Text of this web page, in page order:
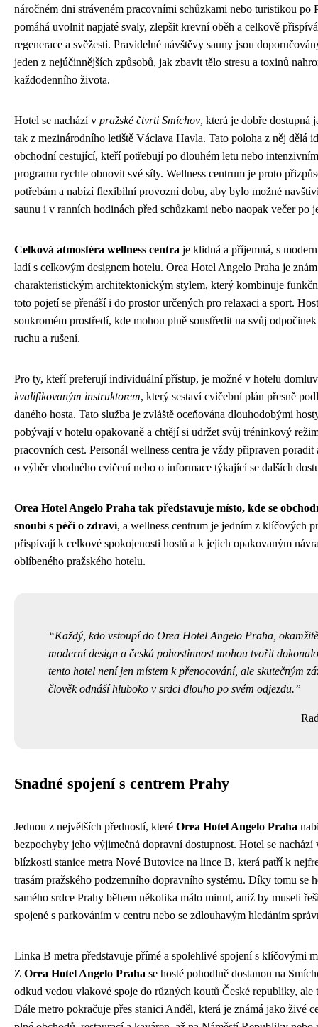
náročném dni stráveném pracovními schůzkami nebo turistikou po
pomáhá uvolnit napjaté svaly, zlepšit krevní oběh a celkově
regenerace a svěžesti. Pravidelné návštěvy sauny jsou
jeden z nejúčinnějších způsobů, jak zbavit tělo stresu a toxinů
každodenního života.
Hotel se nachází v pražské čtvrti Smíchov, která je dobře dostupná
tak z mezinárodního letiště Václava Havla. Tato poloha z něj dělá
obchodní cestující, kteří potřebují po dlouhém letu nebo
programu rychle obnovit své síly. Wellness centrum je proto
potřebám a nabízí flexibilní provozní dobu, aby bylo možné
saunu i v ranních hodinách před schůzkami nebo naopak večer po
Celková atmosféra wellness centra je klidná a příjemná, s
ladí s celkovým designem hotelu. Orea Hotel Angelo Praha je
charakteristickým architektonickým stylem, který kombinuje
toto pojetí se přenáší i do prostor určených pro relaxaci a sport.
soukromém prostředí, kde mohou plně soustředit na svůj
ruchu a rušení.
Pro ty, kteří preferují individuální přístup, je možné v hotelu
kvalifikovaným instruktorem, který sestaví cvičební plán přesně
daného hosta. Tato služba je zvláště oceňována dlouhodobými
pobývají v hotelu opakovaně a chtějí si udržet svůj tréninkový
pracovních cest. Personál wellness centra je vždy připraven
o výběr vhodného cvičení nebo o informace týkající se dalších
Orea Hotel Angelo Praha tak představuje místo, kde se
snoubí s péčí o zdraví, a wellness centrum je jedním z klíčových
přispívají k celkové spokojenosti hostů a k jejich opakovaným
oblíbeného pražského hotelu.
Každý, kdo vstoupí do Orea Hotel Angelo Praha,
moderní design a česká pohostinnost mohou tvořit
tento hotel není jen místem k přenocování, ale skutečným
člověk odnáší hluboko v srdci dlouho po svém odjezdu.
Snadné spojení s centrem Prahy
Jednou z největších předností, které Orea Hotel Angelo Praha
bezpochyby jeho výjimečná dopravní dostupnost. Hotel se nachází
blízkosti stanice metra Nové Butovice na lince B, která patří k
trasám pražského podzemního dopravního systému. Díky tomu se
samého srdce Prahy během několika málo minut, aniž by museli
spojené s parkováním v centru nebo se zdlouhavým hledáním
Linka B metra představuje přímé a spolehlivé spojení s klíčovými
Z Orea Hotel Angelo Praha se hosté pohodlně dostanou na
odkud vedou vlakové spoje do různých koutů České republiky, ale
Dále metro pokračuje přes stanici Anděl, která je známá jako živé